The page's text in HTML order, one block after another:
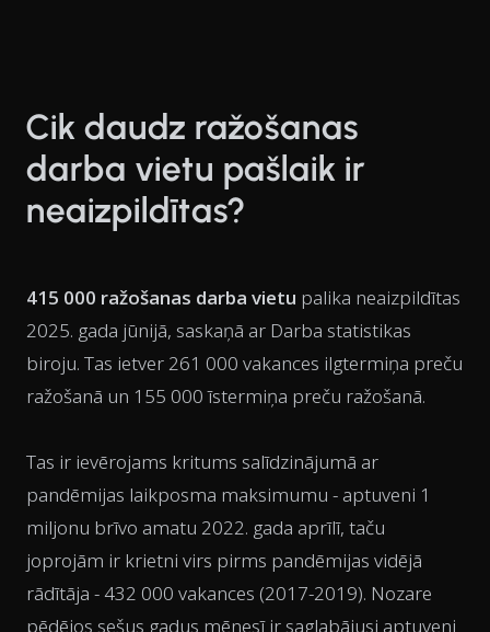
Cik daudz ražošanas
darba vietu pašlaik ir
neaizpildītas?
415 000 ražošanas darba vietu palika neaizpildītas
2025. gada jūnijā, saskaņā ar Darba statistikas
biroju. Tas ietver 261 000 vakances ilgtermiņa preču
ražošanā un 155 000 īstermiņa preču ražošanā.
Tas ir ievērojams kritums salīdzinājumā ar
pandēmijas laikposma maksimumu - aptuveni 1
miljonu brīvo amatu 2022. gada aprīlī, taču
joprojām ir krietni virs pirms pandēmijas vidējā
rādītāja - 432 000 vakances (2017-2019). Nozare
pēdējos sešus gadus mēnesī ir saglabājusi aptuveni